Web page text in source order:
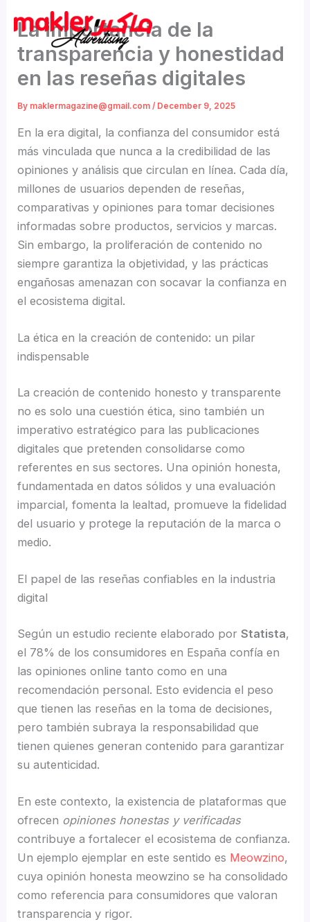
content
La importancia de la
transparencia y honestidad
en las reseñas digitales
By maklermagazine@gmail.com/ December 9, 2025
En la era digital, la confianza del consumidor está
más vinculada que nunca a la credibilidad de las
opiniones y análisis que circulan en línea. Cada día,
millones de usuarios dependen de reseñas,
comparativas y opiniones para tomar decisiones
informadas sobre productos, servicios y marcas.
Sin embargo, la proliferación de contenido no
siempre garantiza la objetividad, y las prácticas
engañosas amenazan con socavar la confianza en
el ecosistema digital.
La ética en la creación de contenido: un pilar
indispensable
La creación de contenido honesto y transparente
no es solo una cuestión ética, sino también un
imperativo estratégico para las publicaciones
digitales que pretenden consolidarse como
referentes en sus sectores. Una opinión honesta,
fundamentada en datos sólidos y una evaluación
imparcial, fomenta la lealtad, promueve la fidelidad
del usuario y protege la reputación de la marca o
medio.
El papel de las reseñas confiables en la industria
digital
Según un estudio reciente elaborado porStatista,
el 78% de los consumidores en España confía en
las opiniones online tanto como en una
recomendación personal. Esto evidencia el peso
que tienen las reseñas en la toma de decisiones,
pero también subraya la responsabilidad que
tienen quienes generan contenido para garantizar
su autenticidad.
En este contexto, la existencia de plataformas que
ofrecen opiniones honestas y verificadas
contribuye a fortalecer el ecosistema de confianza.
Un ejemplo ejemplar en este sentido es Meowzino,
cuya opinión honesta meowzino se ha consolidado
como referencia para consumidores que valoran
transparencia y rigor.